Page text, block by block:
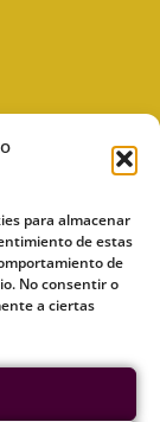
para almacenar
de estas
de
No consentir o
a ciertas